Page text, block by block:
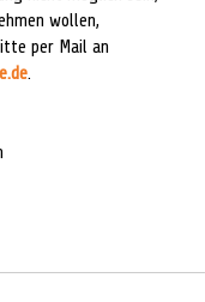
wollen,
per Mail an
.